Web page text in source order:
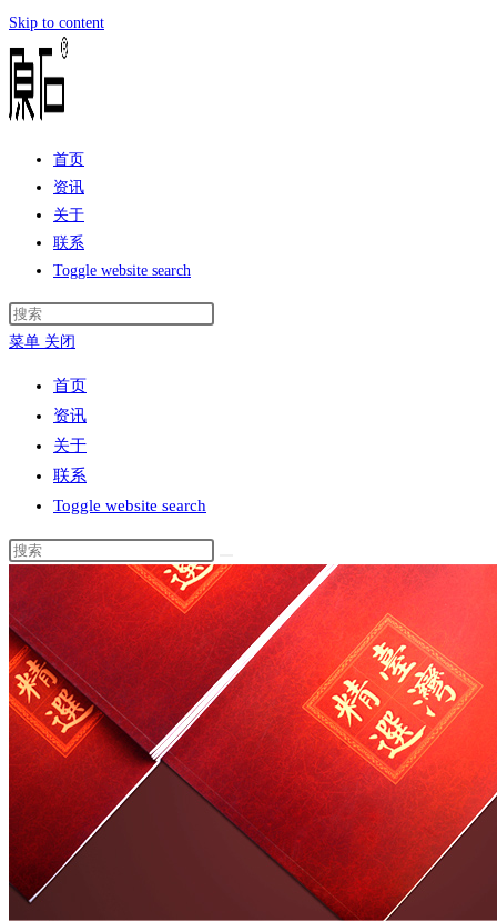
Skip to content
首页
资讯
关于
联系
Toggle website search
菜单 关闭
首页
资讯
关于
联系
Toggle website search